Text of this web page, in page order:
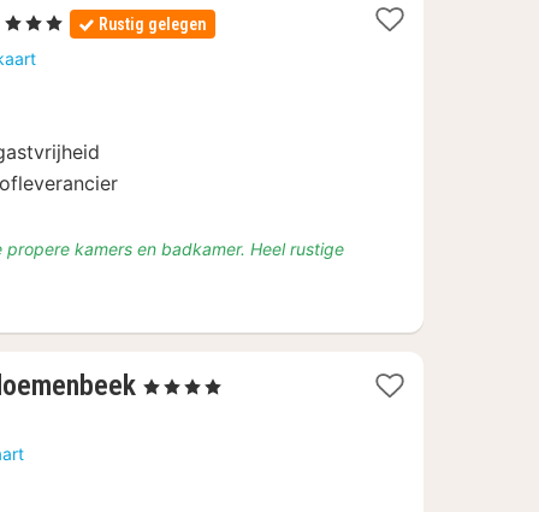
1
nacht
vanaf
, 3 Sterren Rustig gelegen
kamers en badkamer. Heel rustige
1
, 4 Sterren